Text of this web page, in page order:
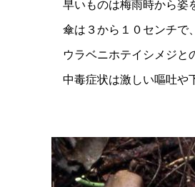
早いものは梅雨時から姿
傘は３から１０センチで
ウラベニホテイシメジと
中毒症状は激しい嘔吐や